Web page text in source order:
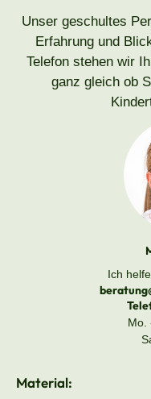
Unser geschultes
Erfahrung und
Telefon stehen wir
ganz gleich ob
Ich
Mo.
Material: